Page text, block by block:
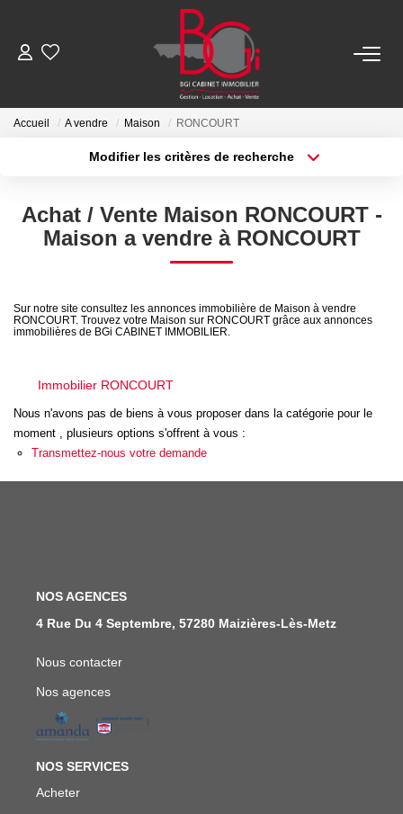
ACHETER
Ancien
Télécharger Le Dossier De Location
ESTIMER
FAIRE GÉRER
Accueil A vendre Maison RONCOURT
Modifier les critères de recherche
Sélectionnez...
Type de bien
Surface min
Créer une alerte
Achat / Vente Maison RONCOURT -
Maison a vendre à RONCOURT
Sur notre site consultez les annonces immobilière de Maison à vendre
RONCOURT. Trouvez votre Maison sur RONCOURT grâce aux annonces
immobilières de BGi CABINET IMMOBILIER.
Immobilier RONCOURT
Nous n'avons pas de biens à vous proposer dans la catégorie pour le
moment , plusieurs options s'offrent à vous :
Transmettez-nous votre demande
NOS AGENCES
4 Rue Du 4 Septembre, 57280 Maizières-Lès-Metz
Nous contacter
Nos agences
NOS SERVICES
Acheter